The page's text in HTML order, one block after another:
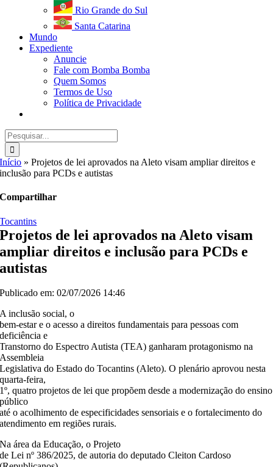
Rio Grande do Sul
Santa Catarina
Mundo
Expediente
Anuncie
Fale com Bomba Bomba
Quem Somos
Termos de Uso
Política de Privacidade
Buscar
resultados
para:
Início »Projetos de lei aprovados na Aleto visam ampliar direitos e
inclusão para PCDs e autistas
Compartilhar
Tocantins
Projetos de lei aprovados na Aleto visam
ampliar direitos e inclusão para PCDs e
autistas
Publicado em: 02/07/2026 14:46
A inclusão social, o
bem-estar e o acesso a direitos fundamentais para pessoas com
deficiência e
Transtorno do Espectro Autista (TEA) ganharam protagonismo na
Assembleia
Legislativa do Estado do Tocantins (Aleto). O plenário aprovou nesta
quarta-feira,
1º, quatro projetos de lei que propõem desde a modernização do ensino
público
até o acolhimento de especificidades sensoriais e o fortalecimento do
atendimento em regiões rurais.
Na área da Educação, o Projeto
de Lei nº 386/2025, de autoria do deputado Cleiton Cardoso